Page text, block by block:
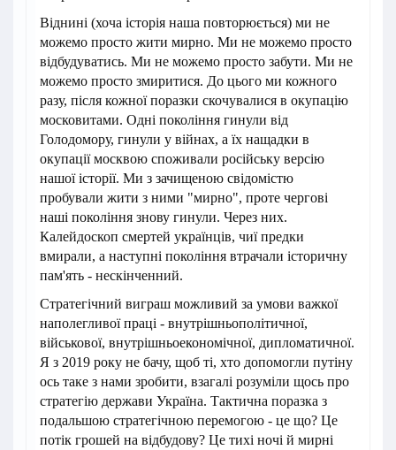
Віднині (хоча історія наша повторюється) ми не
можемо просто жити мирно. Ми не можемо просто
відбудуватись. Ми не можемо просто забути. Ми не
можемо просто змиритися. До цього ми кожного
разу, після кожної поразки скочувалися в окупацію
московитами. Одні покоління гинули від
Голодомору, гинули у війнах, а їх нащадки в
окупації москвою споживали російську версію
нашої історії. Ми з зачищеною свідомістю
пробували жити з ними "мирно", проте чергові
наші покоління знову гинули. Через них.
Калейдоскоп смертей українців, чиї предки
вмирали, а наступні покоління втрачали історичну
пам'ять - нескінченний.
Стратегічний виграш можливий за умови важкої
наполегливої праці - внутрішньополітичної,
військової, внутрішньоекономічної, дипломатичної.
Я з 2019 року не бачу, щоб ті, хто допомогли путіну
ось таке з нами зробити, взагалі розуміли щось про
стратегію держави Україна. Тактична поразка з
подальшою стратегічною перемогою - це що? Це
потік грошей на відбудову? Це тихі ночі й мирні